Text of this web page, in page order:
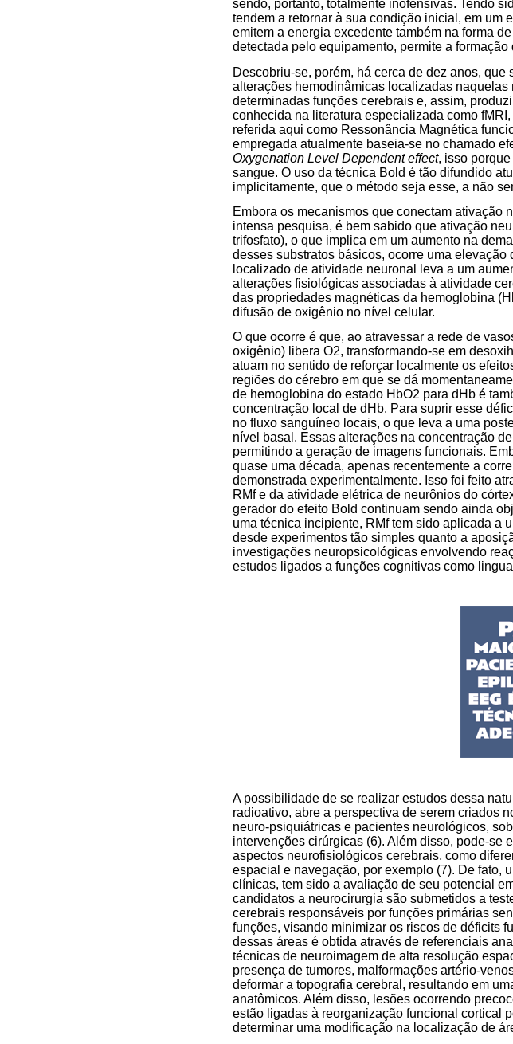
sendo, portanto, totalmente inofensivas. Tendo
tendem a retornar à sua condição inicial, em um
emitem a energia excedente também na forma
detectada pelo equipamento, permite a
Descobriu-se, porém, há cerca de dez anos,
alterações hemodinâmicas localizadas
determinadas funções cerebrais e, assim,
conhecida na literatura especializada como fMRI,
referida aqui como Ressonância Magnética
empregada atualmente baseia-se no chamado
Oxygenation Level Dependent effect, isso
sangue. O uso da técnica Bold é tão difundido
implicitamente, que o método seja esse, a não
Embora os mecanismos que conectam
intensa pesquisa, é bem sabido que ativação
trifosfato), o que implica em um aumento na
desses substratos básicos, ocorre uma
localizado de atividade neuronal leva a um
alterações fisiológicas associadas à atividade
das propriedades magnéticas da hemoglobina
difusão de oxigênio no nível celular.
O que ocorre é que, ao atravessar a rede de
oxigênio) libera O2, transformando-se em
atuam no sentido de reforçar localmente os
regiões do cérebro em que se dá
de hemoglobina do estado HbO2 para dHb é
concentração local de dHb. Para suprir esse
no fluxo sanguíneo locais, o que leva a uma
nível basal. Essas alterações na concentração
permitindo a geração de imagens funcionais.
quase uma década, apenas recentemente a
demonstrada experimentalmente. Isso foi feito
RMf e da atividade elétrica de neurônios do
gerador do efeito Bold continuam sendo ainda
uma técnica incipiente, RMf tem sido aplicada a
desde experimentos tão simples quanto a
investigações neuropsicológicas envolvendo
estudos ligados a funções cognitivas como
A possibilidade de se realizar estudos dessa
radioativo, abre a perspectiva de serem criados
neuro-psiquiátricas e pacientes neurológicos,
intervenções cirúrgicas (6). Além disso, pode-se
aspectos neurofisiológicos cerebrais, como
espacial e navegação, por exemplo (7). De fato,
clínicas, tem sido a avaliação de seu potencial
candidatos a neurocirurgia são submetidos a
cerebrais responsáveis por funções primárias
funções, visando minimizar os riscos de déficits
dessas áreas é obtida através de referenciais
técnicas de neuroimagem de alta resolução
presença de tumores, malformações artério-
deformar a topografia cerebral, resultando em
anatômicos. Além disso, lesões ocorrendo
estão ligadas à reorganização funcional cortical
determinar uma modificação na localização de